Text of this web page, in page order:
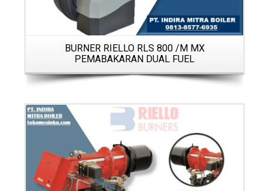
BURNER RIELLO RLS 800 /M MX
PEMABAKARAN DUAL FUEL
Details